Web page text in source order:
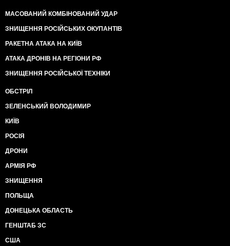
МАСОВАНИЙ КОМБІНОВАНИЙ УДАР
ЗНИЩЕННЯ РОСІЙСЬКИХ ОКУПАНТІВ
РАКЕТНА АТАКА НА КИЇВ
АТАКА ДРОНІВ НА РЕГІОНИ РФ
ЗНИЩЕННЯ РОСІЙСЬКОЇ ТЕХНІКИ
ОБСТРІЛ
ЗЕЛЕНСЬКИЙ ВОЛОДИМИР
КИЇВ
РОСІЯ
ДРОНИ
АРМІЯ РФ
ЗНИЩЕННЯ
ПОЛЬЩА
ДОНЕЦЬКА ОБЛАСТЬ
ГЕНШТАБ ЗС
США